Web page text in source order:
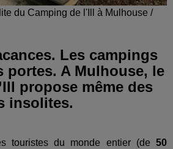
du Camping de l'Ill à Mulhouse /
Les campings
portes. A Mulhouse, le
propose même des
insolites.
touristes du monde entier (de 50